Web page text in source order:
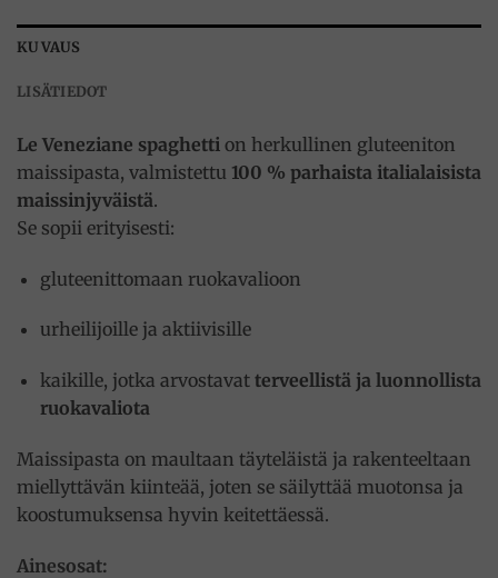
KUVAUS
LISÄTIEDOT
Le Veneziane spaghetti on herkullinen gluteeniton
maissipasta, valmistettu 100 % parhaista italialaisista
maissinjyväistä.
Se sopii erityisesti:
gluteenittomaan ruokavalioon
urheilijoille ja aktiivisille
kaikille, jotka arvostavat terveellistä ja luonnollista
ruokavaliota
Maissipasta on maultaan täyteläistä ja rakenteeltaan
miellyttävän kiinteää, joten se säilyttää muotonsa ja
koostumuksensa hyvin keitettäessä.
Ainesosat: